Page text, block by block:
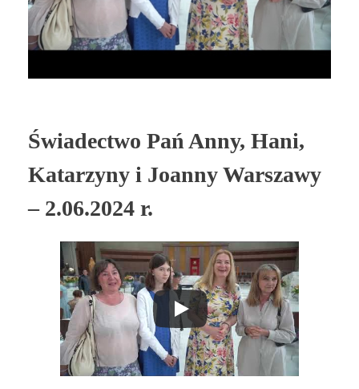
Świadectwo Pań Anny, Hani,
Katarzyny i Joanny Warszawy
– 2.06.2024 r.